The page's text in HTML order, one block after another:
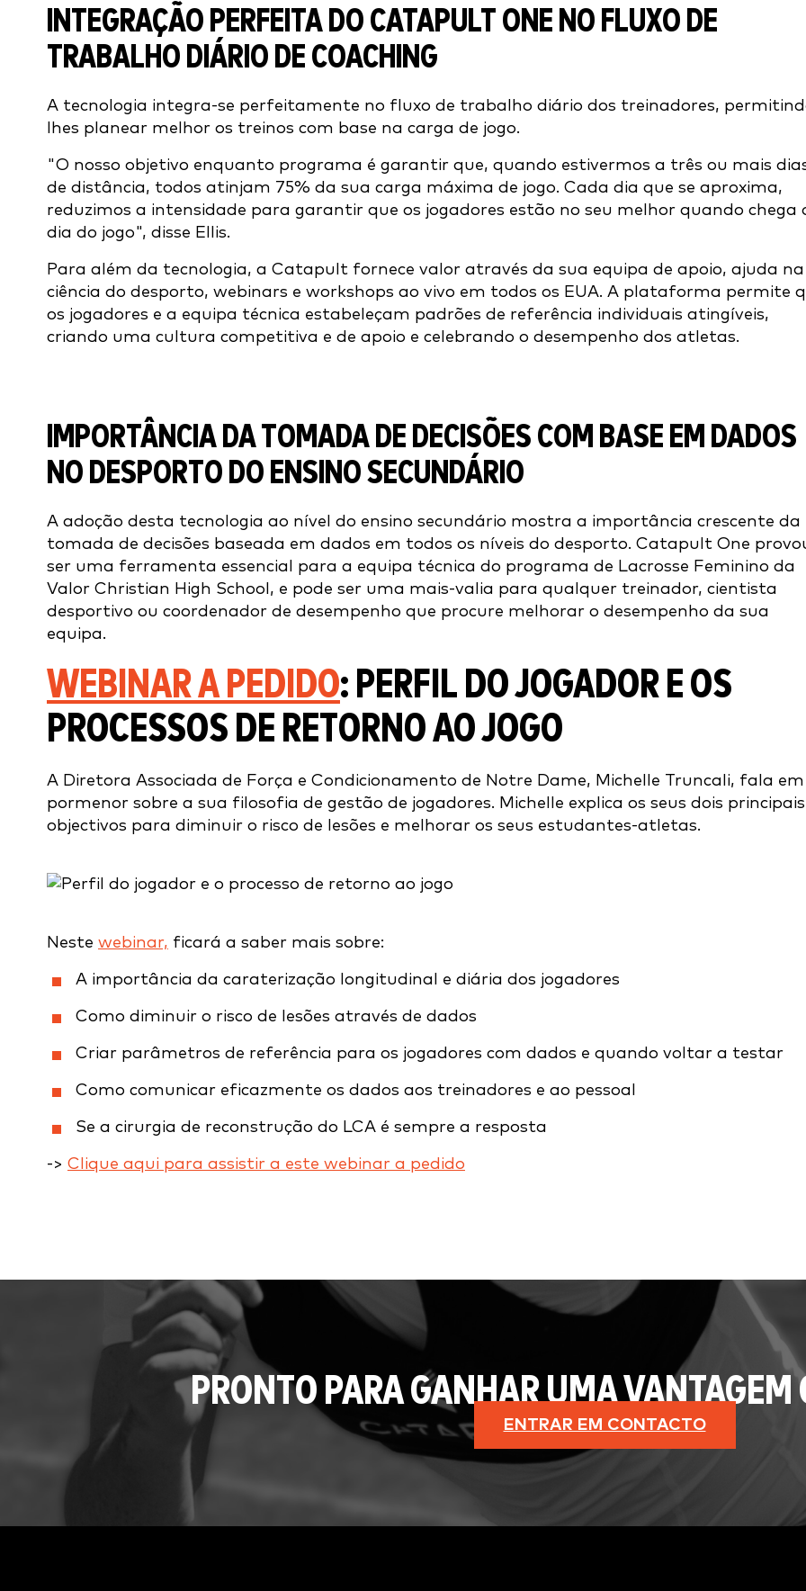
INTEGRAÇÃO PERFEITA DO CATAPULT ONE NO FLUXO DE
TRABALHO DIÁRIO DE COACHING
A tecnologia integra-se perfeitamente no fluxo de trabalho diário dos treinadores,
lhes planear melhor os treinos com base na carga de jogo.
"O nosso objetivo enquanto programa é garantir que, quando estivermos a três ou mais
de distância, todos atinjam 75% da sua carga máxima de jogo. Cada dia que se aproxima,
reduzimos a intensidade para garantir que os jogadores estão no seu melhor quando chega
dia do jogo", disse Ellis.
Para além da tecnologia, a Catapult fornece valor através da sua equipa de apoio, ajuda na
ciência do desporto, webinars e workshops ao vivo em todos os EUA. A plataforma permite
os jogadores e a equipa técnica estabeleçam padrões de referência individuais atingíveis,
criando uma cultura competitiva e de apoio e celebrando o desempenho dos atletas.
IMPORTÂNCIA DA TOMADA DE DECISÕES COM BASE EM DADOS
NO DESPORTO DO ENSINO SECUNDÁRIO
A adoção desta tecnologia ao nível do ensino secundário mostra a importância crescente da
tomada de decisões baseada em dados em todos os níveis do desporto. Catapult One
ser uma ferramenta essencial para a equipa técnica do programa de Lacrosse Feminino da
Valor Christian High School, e pode ser uma mais-valia para qualquer treinador, cientista
desportivo ou coordenador de desempenho que procure melhorar o desempenho da sua
equipa.
WEBINAR A PEDIDO: PERFIL DO JOGADOR E OS
PROCESSOS DE RETORNO AO JOGO
A Diretora Associada de Força e Condicionamento de Notre Dame, Michelle Truncali, fala em
pormenor sobre a sua filosofia de gestão de jogadores. Michelle explica os seus dois principais
objectivos para diminuir o risco de lesões e melhorar os seus estudantes-atletas.
Neste webinar, ficará a saber mais sobre:
A importância da caraterização longitudinal e diária dos jogadores
Como diminuir o risco de lesões através de dados
Criar parâmetros de referência para os jogadores com dados e quando voltar a testar
Como comunicar eficazmente os dados aos treinadores e ao pessoal
Se a cirurgia de reconstrução do LCA é sempre a resposta
-> Clique aqui para assistir a este webinar a pedido
PRONTO PARA GANHAR UMA VANTAGEM
ENTRAR EM CONTACTO